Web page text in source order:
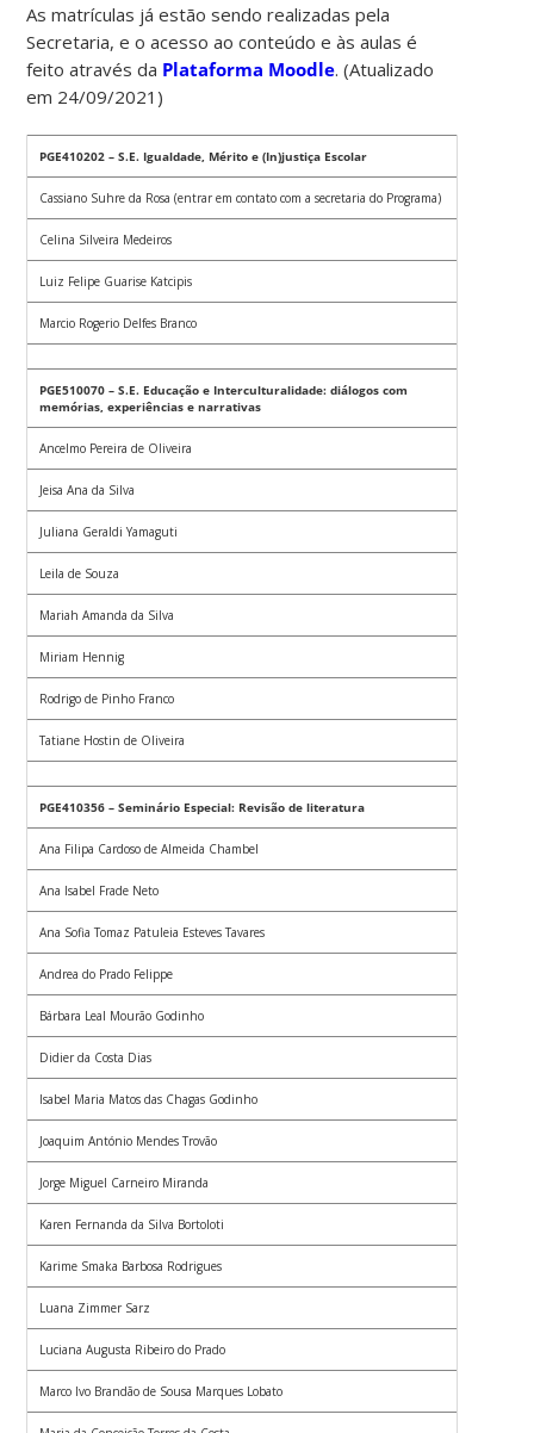
As matrículas já estão sendo realizadas pela
Secretaria, e o acesso ao conteúdo e às aulas é
feito através da Plataforma Moodle. (Atualizado
em 24/09/2021)
PGE410202 – S.E. Igualdade, Mérito e (In)justiça Escolar
Cassiano Suhre da Rosa (entrar em contato com a secretaria do Programa)
Celina Silveira Medeiros
Luiz Felipe Guarise Katcipis
Marcio Rogerio Delfes Branco
PGE510070 – S.E. Educação e Interculturalidade: diálogos com
memórias, experiências e narrativas
Ancelmo Pereira de Oliveira
Jeisa Ana da Silva
Juliana Geraldi Yamaguti
Leila de Souza
Mariah Amanda da Silva
Miriam Hennig
Rodrigo de Pinho Franco
Tatiane Hostin de Oliveira
PGE410356 – Seminário Especial: Revisão de literatura
Ana Filipa Cardoso de Almeida Chambel
Ana Isabel Frade Neto
Ana Sofia Tomaz Patuleia Esteves Tavares
Andrea do Prado Felippe
Bárbara Leal Mourão Godinho
Didier da Costa Dias
Isabel Maria Matos das Chagas Godinho
Joaquim António Mendes Trovão
Jorge Miguel Carneiro Miranda
Karen Fernanda da Silva Bortoloti
Karime Smaka Barbosa Rodrigues
Luana Zimmer Sarz
Luciana Augusta Ribeiro do Prado
Marco Ivo Brandão de Sousa Marques Lobato